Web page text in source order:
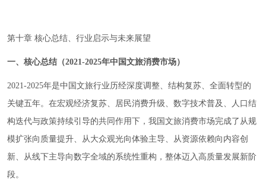
第十章 核心总结、行业启示与未来展望
一、核心总结（2021-2025年中国文旅消费市场）
2021-2025年是中国文旅行业历经深度调整、结构复苏、全面转型的
关键五年。在宏观经济复苏、居民消费升级、数字技术普及、人口结
构迭代与政策持续引导的共同作用下，我国文旅消费市场完成了从规
模扩张向质量提升、从大众观光向体验主导、从资源依赖向内容创
新、从线下主导向数字全域的系统性重构，整体迈入高质量发展新阶
段。